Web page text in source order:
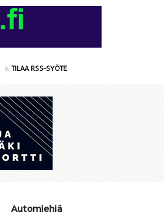
TILAA RSS-SYÖTE
Automiehiä